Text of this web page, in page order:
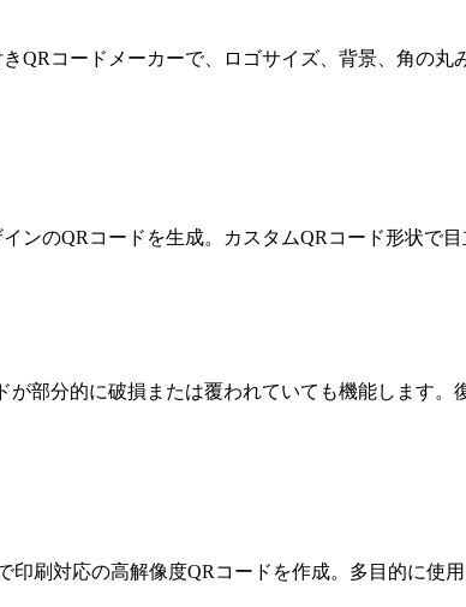
QRコードメーカーで、ロゴサイズ、背景、角の丸
のQRコードを生成。カスタムQRコード形状で目
部分的に破損または覆われていても機能します。
刷対応の高解像度QRコードを作成。多目的に使